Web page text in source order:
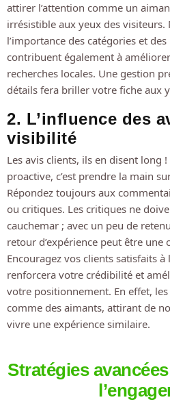
attirer l’attention comme un
irrésistible aux yeux des visiteurs.
l’importance des catégories et
contribuent également à
recherches locales. Une gestion
détails fera briller votre fiche aux
2. L’influence des
visibilité
Les avis clients, ils en disent long
proactive, c’est prendre la main
Répondez toujours aux
ou critiques. Les critiques ne
cauchemar ; avec un peu de
retour d’expérience peut être une
Encouragez vos clients satisfaits à
renforcera votre crédibilité et
votre positionnement. En effet,
comme des aimants, attirant de
vivre une expérience similaire.
Stratégies